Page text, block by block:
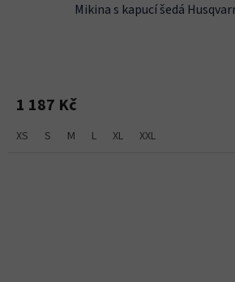
Mikina s kapucí šedá
1 187 Kč
XS S M L XL XXL